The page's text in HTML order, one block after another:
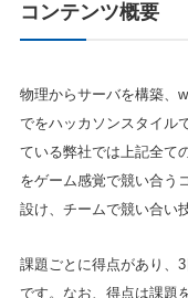
コンテンツ概要
物理からサーバを構築、
でをハッカソンスタイル
ている弊社では上記全て
をゲーム感覚で競い合う
設け、チームで競い合い
課題ごとに得点があり、
です。なお、得点は課題